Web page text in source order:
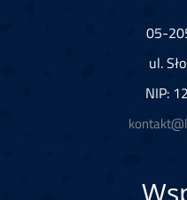
05-
ul.
NIP: